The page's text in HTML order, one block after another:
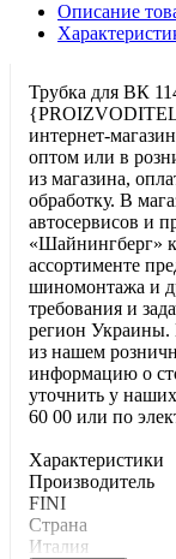
Описание
Трубка для BК
интернет-
оптом или в
из магазина,
обработку. В
автосервисов и
«Шайнингберг»
ассортименте
шиномонтажа и
требования и
регион Украины.
из нашем
информацию о
уточнить у
60 00 или по
Характеристики
Производитель
FINI
Страна
Италия